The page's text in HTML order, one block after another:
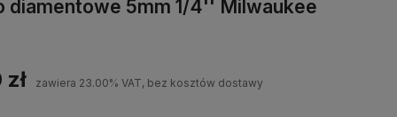
oferty lub zaloguj się, aby przywrócić dodane
diamentowe 5mm 1/4'' Milwaukee
zawiera 23.00% VAT, bez kosztów dostawy